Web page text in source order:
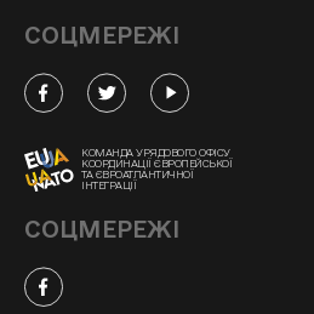
СОЦМЕРЕЖІ
КОМАНДА УРЯДОВОГО ОФІСУ
КООРДИНАЦІЇ ЄВРОПЕЙСЬКОЇ
ТА ЄВРОАТЛАНТИЧНОЇ
ІНТЕГРАЦІЇ
СОЦМЕРЕЖІ